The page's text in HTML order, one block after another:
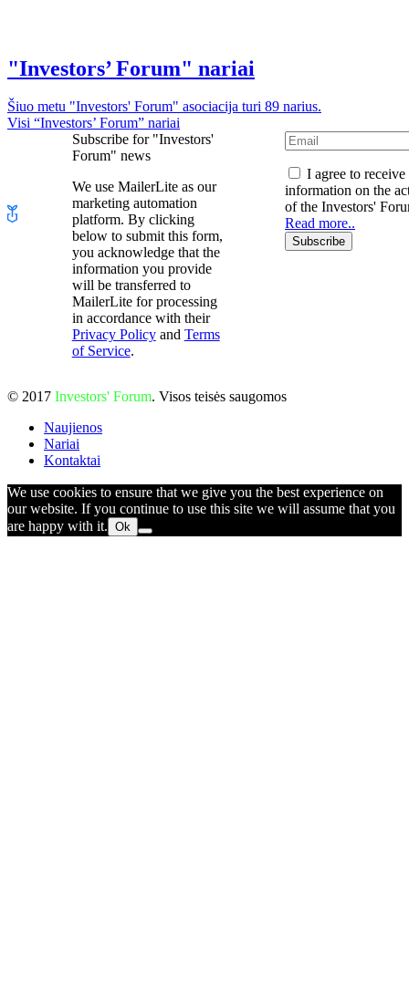
"Investors’ Forum" nariai
Šiuo metu "Investors' Forum" asociacija turi 89 narius.
Visi “Investors’ Forum” nariai
Subscribe for "Investors'
Forum" news
We use MailerLite as our
marketing automation
platform. By clicking
below to submit this form,
you acknowledge that the
information you provide
will be transferred to
MailerLite for processing
in accordance with their
Privacy Policyand Terms
of Service.
I agree to receive
information on the
of the Investors'
Read more..
Subscribe
© 2017 Investors' Forum. Visos teisės saugomos
Naujienos
Nariai
Kontaktai
We use cookies to ensure that we give you the best experience on
our website. If you continue to use this site we will assume that you
are happy with it. Ok